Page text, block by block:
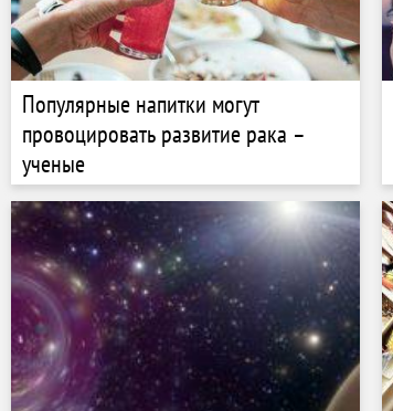
Популярные напитки могут
провоцировать развитие рака –
ученые